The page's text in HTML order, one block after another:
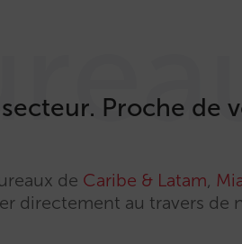
Proche de
de Caribe & Latam,
directement au travers de